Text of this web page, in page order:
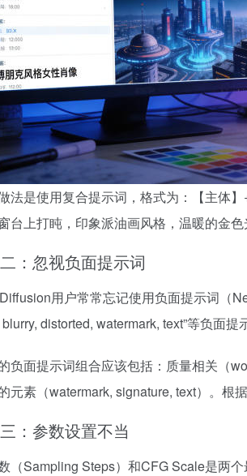
法是使用复合提示词，格式为：【主体
台上打盹，印象派油画风格，温暖的金色
：忽视负面提示词
用户常常忘记使用负面提示词（
distorted, watermark, text”等负面提
负面提示词组合应该包括：质量相关（
元素（watermark, signature, text）。根
：参数设置不当
（Sampling Steps）和CFG Scale是两